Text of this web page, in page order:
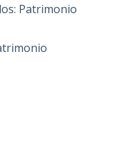
Patrimonio